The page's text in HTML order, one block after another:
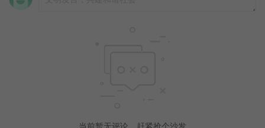
当前暂无评论，赶紧抢个沙发